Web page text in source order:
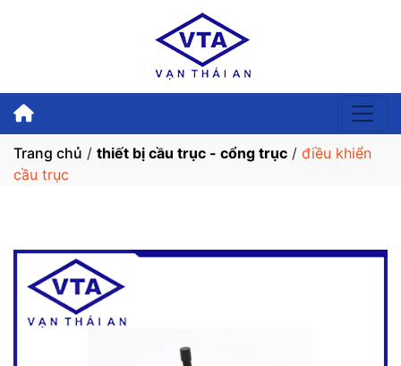
Trang chủ / thiết bị cầu trục - cổng trục / điều khiển
cầu trục